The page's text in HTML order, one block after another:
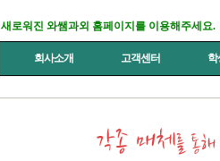
새로워진 와쌤과외 홈페이지를 이용해주세요.
회사소개 고객센터